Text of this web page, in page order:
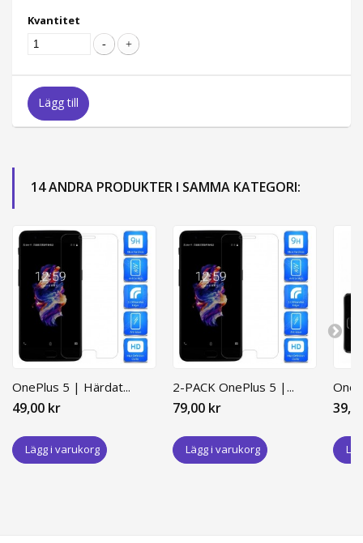
Kvantitet
Lägg till
14 ANDRA PRODUKTER I SAMMA KATEGORI:
OnePlus 5 | Härdat...
49,00 kr
Lägg i varukorg
2-PACK OnePlus 5 |...
79,00 kr
Lägg i varukorg